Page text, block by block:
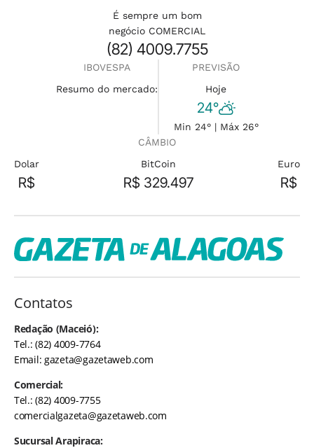
É sempre um bom
negócio COMERCIAL
(82) 4009.7755
IBOVESPA
Resumo do mercado:
PREVISÃO
Hoje
24°
Min 24° | Máx 26°
CÂMBIO
Dolar
R$
BitCoin
R$ 329.497
Euro
R$
Contatos
Redação (Maceió):
Tel.: (82) 4009-7764
Email:gazeta@gazetaweb.com
Comercial:
Tel.: (82) 4009-7755
comercialgazeta@gazetaweb.com
Sucursal Arapiraca: